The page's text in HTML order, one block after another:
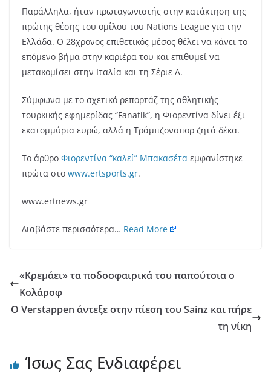
Παράλληλα, ήταν πρωταγωνιστής στην κατάκτηση της
πρώτης θέσης του ομίλου του Nations League για την
Ελλάδα. Ο 28χρονος επιθετικός μέσος θέλει να κάνει το
επόμενο βήμα στην καριέρα του και επιθυμεί να
μετακομίσει στην Ιταλία και τη Σέριε A.
Σύμφωνα με το σχετικό ρεπορτάζ της αθλητικής
τουρκικής εφημερίδας “Fanatik”, η Φιορεντίνα δίνει έξι
εκατομμύρια ευρώ, αλλά η Τράμπζονσπορ ζητά δέκα.
Το άρθρο Φιορεντίνα “καλεί” Μπακασέτα εμφανίστηκε
πρώτα στο www.ertsports.gr.
www.ertnews.gr
Διαβάστε περισσότερα… Read More
«Κρεμάει» τα ποδοσφαιρικά του παπούτσια ο
Κολάροφ
Ο Verstappen άντεξε στην πίεση του Sainz και πήρε
τη νίκη
Ίσως Σας Ενδιαφέρει